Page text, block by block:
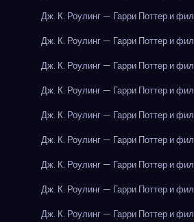
Дж. К. Роулинг — Гарри Поттер и
Дж. К. Роулинг — Гарри Поттер и
Дж. К. Роулинг — Гарри Поттер и
Дж. К. Роулинг — Гарри Поттер и
Дж. К. Роулинг — Гарри Поттер и
Дж. К. Роулинг — Гарри Поттер и
Дж. К. Роулинг — Гарри Поттер и
Дж. К. Роулинг — Гарри Поттер и
Дж. К. Роулинг — Гарри Поттер и